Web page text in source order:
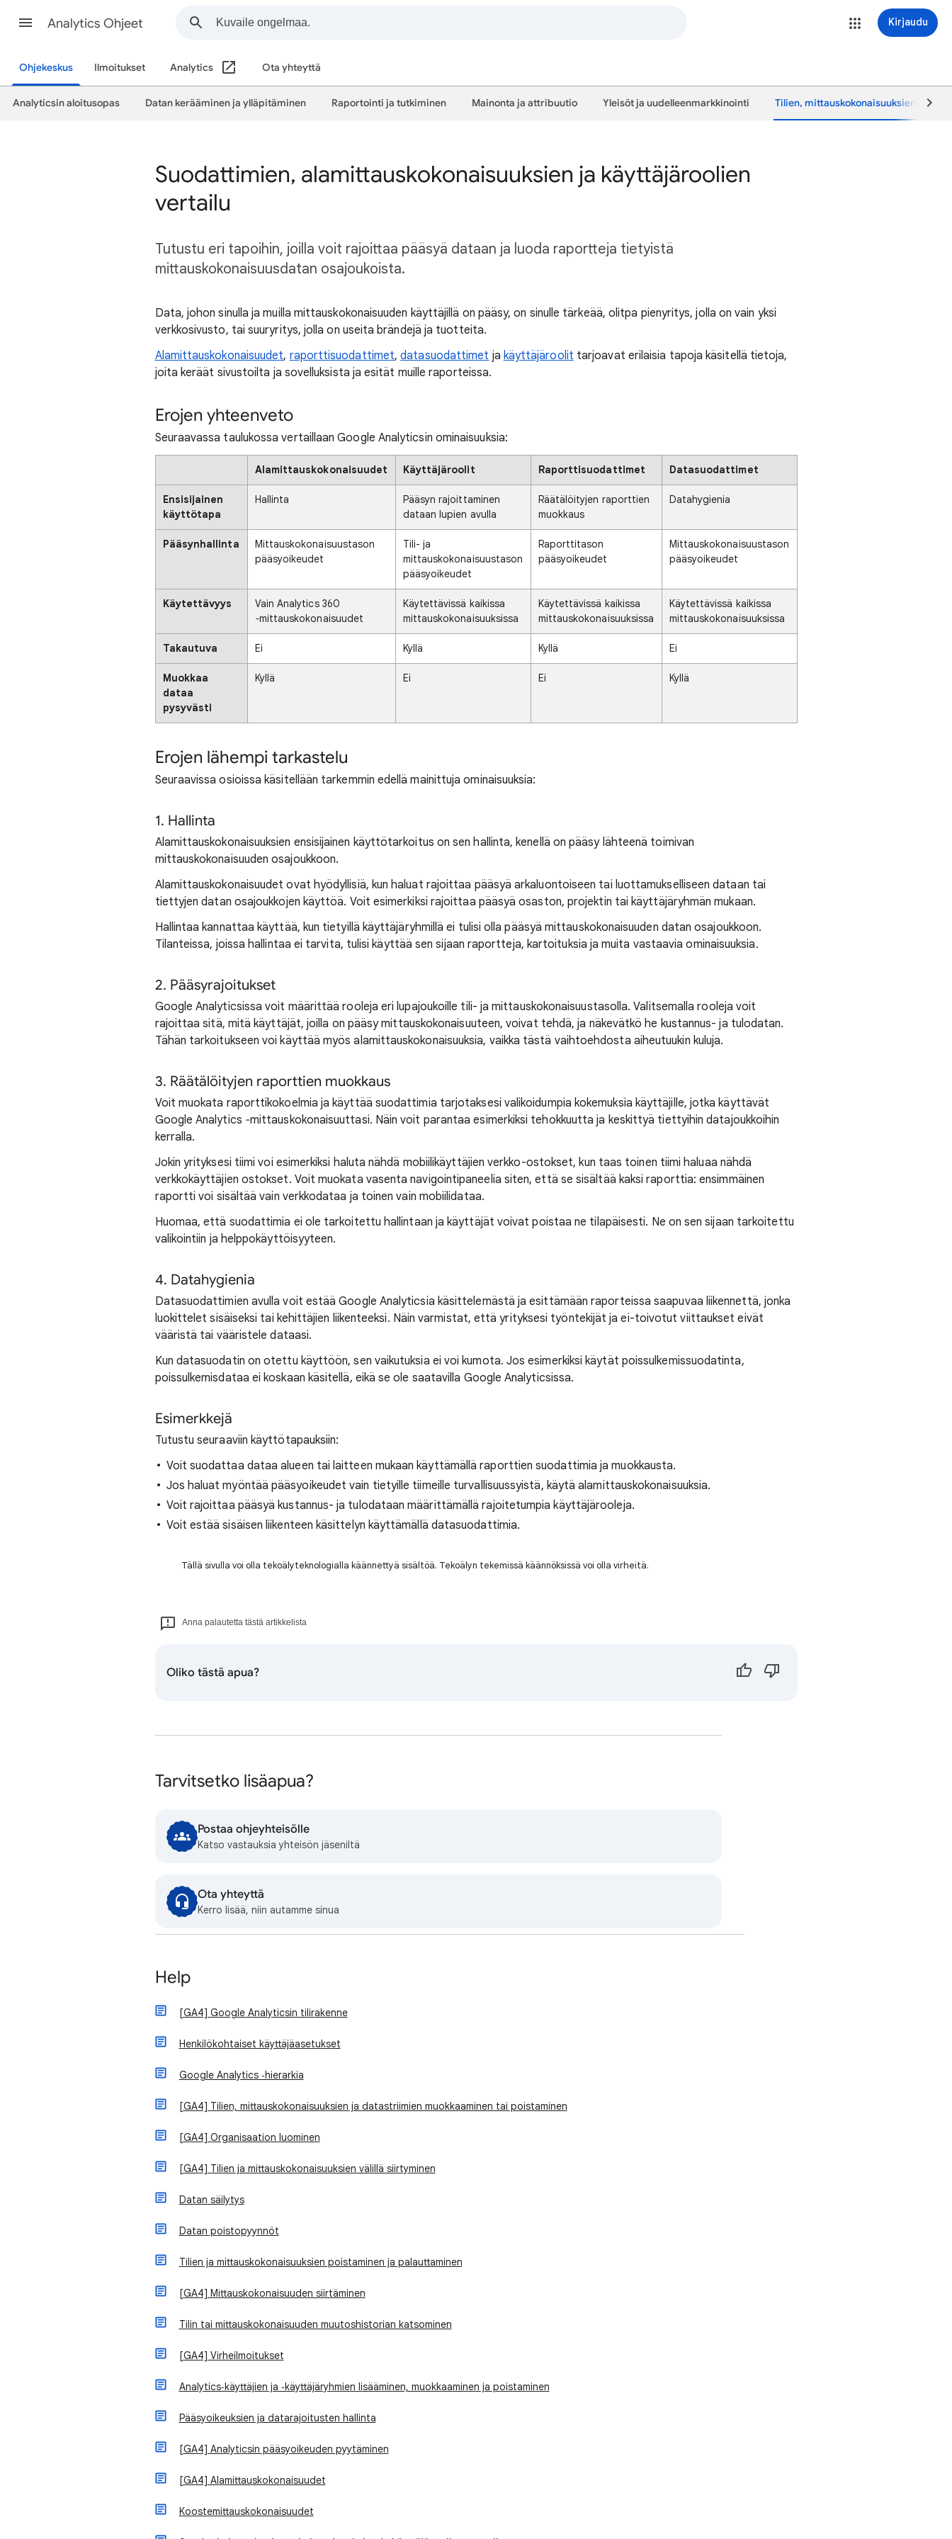
Analytics Ohjeet Kirjaudu
Ohjekeskus Ilmoitukset Analytics Ota yhteyttä
Analyticsin aloitusopas Datan kerääminen ja ylläpitäminen Raportointi ja tutkiminen Mainonta ja attribuutio Yleisöt ja uudelleenmarkkinointi Tilien, mittauskokonaisuuksien ja
Suodattimien, alamittauskokonaisuuksien ja käyttäjäroolien
vertailu
Tutustu eri tapoihin, joilla voit rajoittaa pääsyä dataan ja luoda raportteja tietyistä
mittauskokonaisuusdatan osajoukoista.
Data, johon sinulla ja muilla mittauskokonaisuuden käyttäjillä on pääsy, on sinulle tärkeää, olitpa pienyritys, jolla on vain yksi
verkkosivusto, tai suuryritys, jolla on useita brändejä ja tuotteita.
Alamittauskokonaisuudet, raporttisuodattimet,datasuodattimet ja käyttäjäroolit tarjoavat erilaisia tapoja käsitellä tietoja,
joita keräät sivustoilta ja sovelluksista ja esität muille raporteissa.
Erojen yhteenveto
Seuraavassa taulukossa vertaillaan Google Analyticsin ominaisuuksia:
Alamittauskokonaisuudet Käyttäjäroolit Raporttisuodattimet Datasuodattimet
Ensisijainen
käyttötapa
Hallinta
Pääsyn rajoittaminen
dataan lupien avulla
Räätälöityjen raporttien
muokkaus
Datahygienia
Pääsynhallinta
Mittauskokonaisuustason
pääsyoikeudet
Tili- ja
mittauskokonaisuustason
pääsyoikeudet
Raporttitason
pääsyoikeudet
Mittauskokonaisuustason
pääsyoikeudet
Käytettävyys
Vain Analytics 360
‐mittauskokonaisuudet
Käytettävissä kaikissa
mittauskokonaisuuksissa
Käytettävissä kaikissa
mittauskokonaisuuksissa
Käytettävissä kaikissa
mittauskokonaisuuksissa
Takautuva Ei Kyllä Kyllä Ei
Muokkaa
dataa
pysyvästi
Kyllä Ei Ei Kyllä
Erojen lähempi tarkastelu
Seuraavissa osioissa käsitellään tarkemmin edellä mainittuja ominaisuuksia:
1. Hallinta
Alamittauskokonaisuuksien ensisijainen käyttötarkoitus on sen hallinta, kenellä on pääsy lähteenä toimivan
mittauskokonaisuuden osajoukkoon.
Alamittauskokonaisuudet ovat hyödyllisiä, kun haluat rajoittaa pääsyä arkaluontoiseen tai luottamukselliseen dataan tai
tiettyjen datan osajoukkojen käyttöä. Voit esimerkiksi rajoittaa pääsyä osaston, projektin tai käyttäjäryhmän mukaan.
Hallintaa kannattaa käyttää, kun tietyillä käyttäjäryhmillä ei tulisi olla pääsyä mittauskokonaisuuden datan osajoukkoon.
Tilanteissa, joissa hallintaa ei tarvita, tulisi käyttää sen sijaan raportteja, kartoituksia ja muita vastaavia ominaisuuksia.
2. Pääsyrajoitukset
Google Analyticsissa voit määrittää rooleja eri lupajoukoille tili- ja mittauskokonaisuustasolla. Valitsemalla rooleja voit
rajoittaa sitä, mitä käyttäjät, joilla on pääsy mittauskokonaisuuteen, voivat tehdä, ja näkevätkö he kustannus- ja tulodatan.
Tähän tarkoitukseen voi käyttää myös alamittauskokonaisuuksia, vaikka tästä vaihtoehdosta aiheutuukin kuluja.
3. Räätälöityjen raporttien muokkaus
Voit muokata raporttikokoelmia ja käyttää suodattimia tarjotaksesi valikoidumpia kokemuksia käyttäjille, jotka käyttävät
Google Analytics ‐mittauskokonaisuuttasi. Näin voit parantaa esimerkiksi tehokkuutta ja keskittyä tiettyihin datajoukkoihin
kerralla.
Jokin yrityksesi tiimi voi esimerkiksi haluta nähdä mobiilikäyttäjien verkko-ostokset, kun taas toinen tiimi haluaa nähdä
verkkokäyttäjien ostokset. Voit muokata vasenta navigointipaneelia siten, että se sisältää kaksi raporttia: ensimmäinen
raportti voi sisältää vain verkkodataa ja toinen vain mobiilidataa.
Huomaa, että suodattimia ei ole tarkoitettu hallintaan ja käyttäjät voivat poistaa ne tilapäisesti. Ne on sen sijaan tarkoitettu
valikointiin ja helppokäyttöisyyteen.
4. Datahygienia
Datasuodattimien avulla voit estää Google Analyticsia käsittelemästä ja esittämään raporteissa saapuvaa liikennettä, jonka
luokittelet sisäiseksi tai kehittäjien liikenteeksi. Näin varmistat, että yrityksesi työntekijät ja ei-toivotut viittaukset eivät
vääristä tai vääristele dataasi.
Kun datasuodatin on otettu käyttöön, sen vaikutuksia ei voi kumota. Jos esimerkiksi käytät poissulkemissuodatinta,
poissulkemisdataa ei koskaan käsitellä, eikä se ole saatavilla Google Analyticsissa.
Esimerkkejä
Tutustu seuraaviin käyttötapauksiin:
Voit suodattaa dataa alueen tai laitteen mukaan käyttämällä raporttien suodattimia ja muokkausta.
Jos haluat myöntää pääsyoikeudet vain tietyille tiimeille turvallisuussyistä, käytä alamittauskokonaisuuksia.
Voit rajoittaa pääsyä kustannus- ja tulodataan määrittämällä rajoitetumpia käyttäjärooleja.
Voit estää sisäisen liikenteen käsittelyn käyttämällä datasuodattimia.
Tällä sivulla voi olla tekoälyteknologialla käännettyä sisältöä. Tekoälyn tekemissä käännöksissä voi olla virheitä.
Anna palautetta tästä artikkelista
Oliko tästä apua?
Tarvitsetko lisäapua?
Postaa ohjeyhteisölle
Katso vastauksia yhteisön jäseniltä
Ota yhteyttä
Kerro lisää, niin autamme sinua
Help
[GA4] Google Analyticsin tilirakenne
Henkilökohtaiset käyttäjäasetukset
Google Analytics ‑hierarkia
[GA4] Tilien, mittauskokonaisuuksien ja datastriimien muokkaaminen tai poistaminen
[GA4] Organisaation luominen
[GA4] Tilien ja mittauskokonaisuuksien välillä siirtyminen
Datan säilytys
Datan poistopyynnöt
Tilien ja mittauskokonaisuuksien poistaminen ja palauttaminen
[GA4] Mittauskokonaisuuden siirtäminen
Tilin tai mittauskokonaisuuden muutoshistorian katsominen
[GA4] Virheilmoitukset
Analytics‑käyttäjien ja ‑käyttäjäryhmien lisääminen, muokkaaminen ja poistaminen
Pääsyoikeuksien ja datarajoitusten hallinta
[GA4] Analyticsin pääsyoikeuden pyytäminen
[GA4] Alamittauskokonaisuudet
Koostemittauskokonaisuudet